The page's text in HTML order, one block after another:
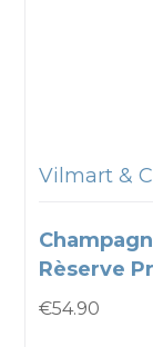
Vilmart &
Rèserve
€54.90